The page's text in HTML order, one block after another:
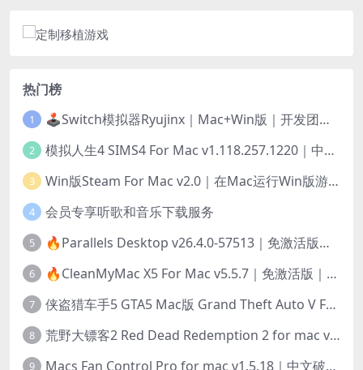
热门榜
1 🕹️Switch模拟器Ryujinx｜Mac+Win版｜开发团队已解散此乃最后的绝唱版本
2 模拟人生4 SIMS4 For Mac v1.118.257.1220｜中文原生版｜无限金币｜全100DLC
3 Win版Steam For Mac v2.0｜在Mac运行Win版游戏！｜升级GPTK4.0支持！
4 会员专享听歌和音乐下载服务
5 🔥Parallels Desktop v26.4.0-57513｜免激活版｜在Mac上安装Windows/Linux等系统[赠Windows激活]
6 🔥CleanMyMac X5 For Mac v5.5.7｜免激活版｜macOS系统优化/清理神器
7 侠盗猎车手5 GTA5 Mac版 Grand Theft Auto V For Mac｜中文破解版
8 荒野大镖客2 Red Dead Redemption 2 for mac v1436.28｜中文移植版｜最好玩的开放世界游戏
9 Macs Fan Control Pro for mac v1.5.18｜中文破解版｜风扇监控与控制工具